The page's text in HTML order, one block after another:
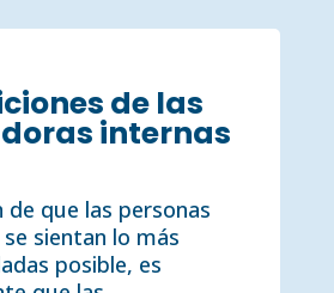
de las
internas
de que las personas
sientan lo más
posible, es